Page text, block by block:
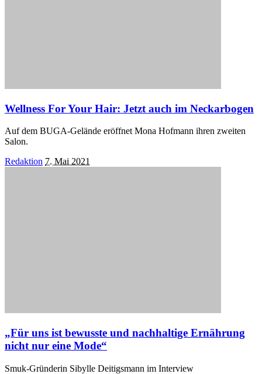
Wellness For Your Hair: Jetzt auch im Neckarbogen
Auf dem BUGA-Gelände eröffnet Mona Hofmann ihren zweiten
Salon.
Posted
Redaktion 7. Mai 2021
„Für uns ist bewusste und nachhaltige Ernährung
nicht nur eine Mode“
Smuk-Gründerin Sibylle Deitigsmann im Interview